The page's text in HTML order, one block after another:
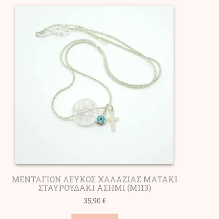
ΜΕΝΤΑΓΙΟΝ ΛΕΥΚΟΣ ΧΑΛΑΖΙΑΣ ΜΑΤΑΚΙ
ΣΤΑΥΡΟΥΔΑΚΙ ΑΣΗΜΙ (M113)
35,90 €